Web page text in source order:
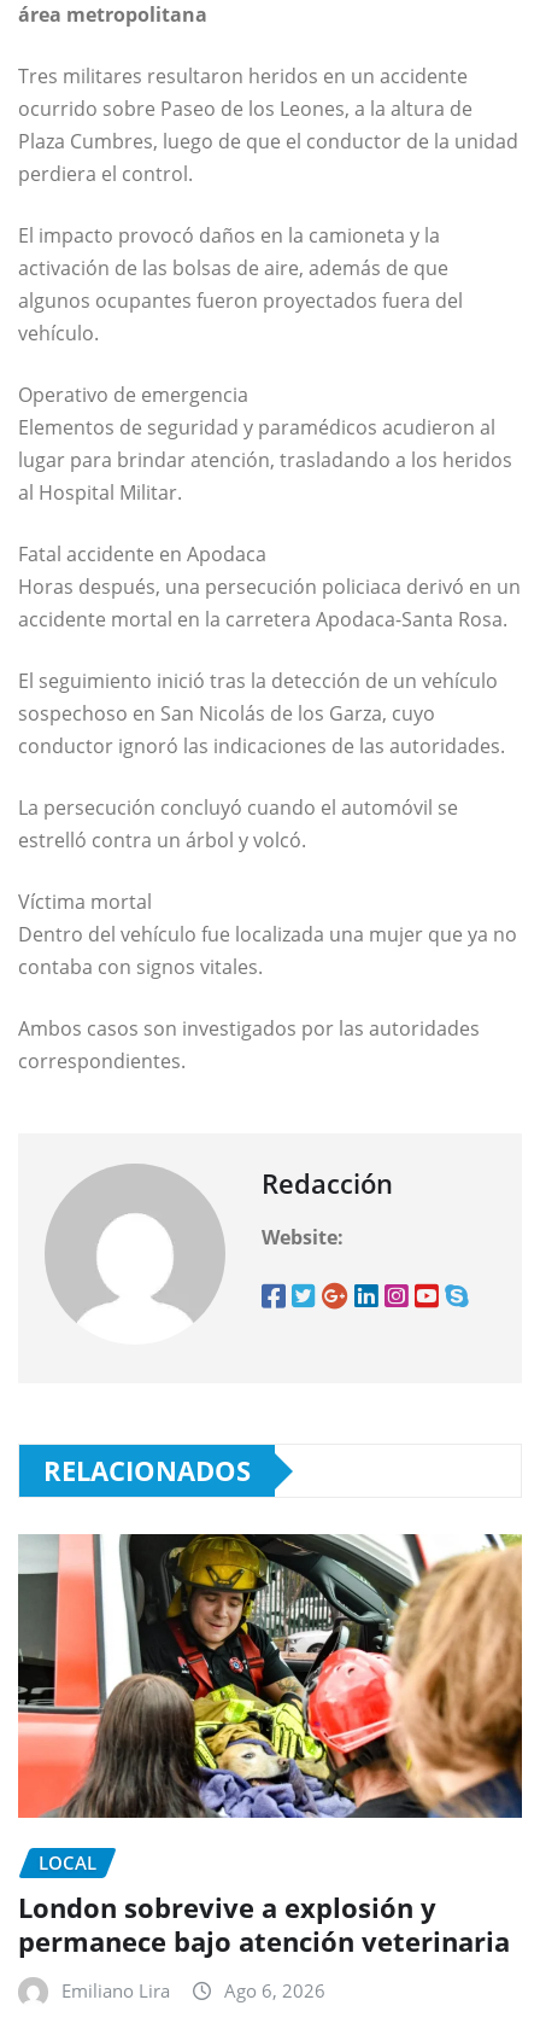
área metropolitana
Tres militares resultaron heridos en un accidente
ocurrido sobre Paseo de los Leones, a la altura de
Plaza Cumbres, luego de que el conductor de la unidad
perdiera el control.
El impacto provocó daños en la camioneta y la
activación de las bolsas de aire, además de que
algunos ocupantes fueron proyectados fuera del
vehículo.
Operativo de emergencia
Elementos de seguridad y paramédicos acudieron al
lugar para brindar atención, trasladando a los heridos
al Hospital Militar.
Fatal accidente en Apodaca
Horas después, una persecución policiaca derivó en un
accidente mortal en la carretera Apodaca-Santa Rosa.
El seguimiento inició tras la detección de un vehículo
sospechoso en San Nicolás de los Garza, cuyo
conductor ignoró las indicaciones de las autoridades.
La persecución concluyó cuando el automóvil se
estrelló contra un árbol y volcó.
Víctima mortal
Dentro del vehículo fue localizada una mujer que ya no
contaba con signos vitales.
Ambos casos son investigados por las autoridades
correspondientes.
Redacción
Website:
RELACIONADOS
LOCAL
London sobrevive a explosión y
permanece bajo atención veterinaria
Emiliano Lira Ago 6, 2026